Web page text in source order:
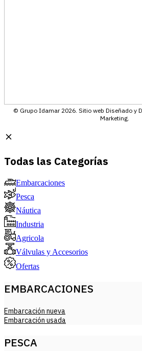
© Grupo Idamar 2026. Sitio web Diseñado y
Marketing.
Todas las Categorías
Embarcaciones
Pesca
Náutica
Industria
Agricola
Válvulas y Accesorios
Ofertas
EMBARCACIONES
Embarcación nueva
Embarcación usada
PESCA